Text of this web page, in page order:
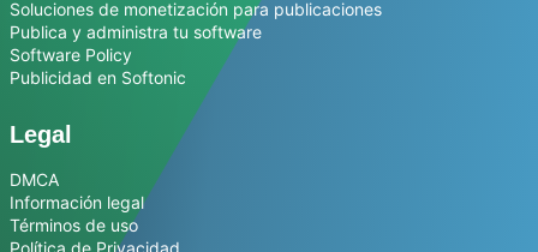
Soluciones de monetización para publicaciones
Publica y administra tu software
Software Policy
Publicidad en Softonic
Legal
DMCA
Información legal
Términos de uso
Política de Privacidad